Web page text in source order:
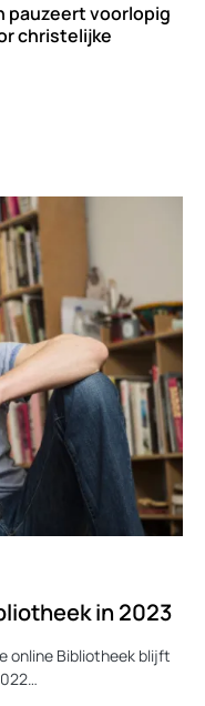
pauzeert voorlopig
christelijke
in 2023
online Bibliotheek blijft